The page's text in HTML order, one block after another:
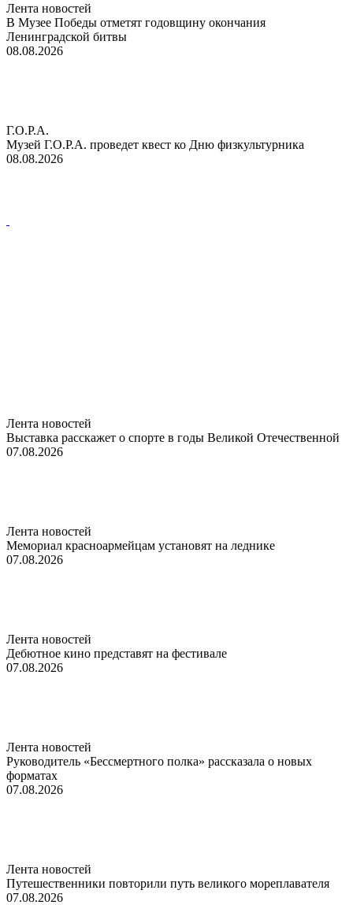
Лента новостей
В Музее Победы отметят годовщину окончания
Ленинградской битвы
08.08.2026
Г.О.Р.А.
Музей Г.О.Р.А. проведет квест ко Дню физкультурника
08.08.2026
Лента новостей
Выставка расскажет о спорте в годы Великой Отечественной
07.08.2026
Лента новостей
Мемориал красноармейцам установят на леднике
07.08.2026
Лента новостей
Дебютное кино представят на фестивале
07.08.2026
Лента новостей
Руководитель «Бессмертного полка» рассказала о новых
форматах
07.08.2026
Лента новостей
Путешественники повторили путь великого мореплавателя
07.08.2026